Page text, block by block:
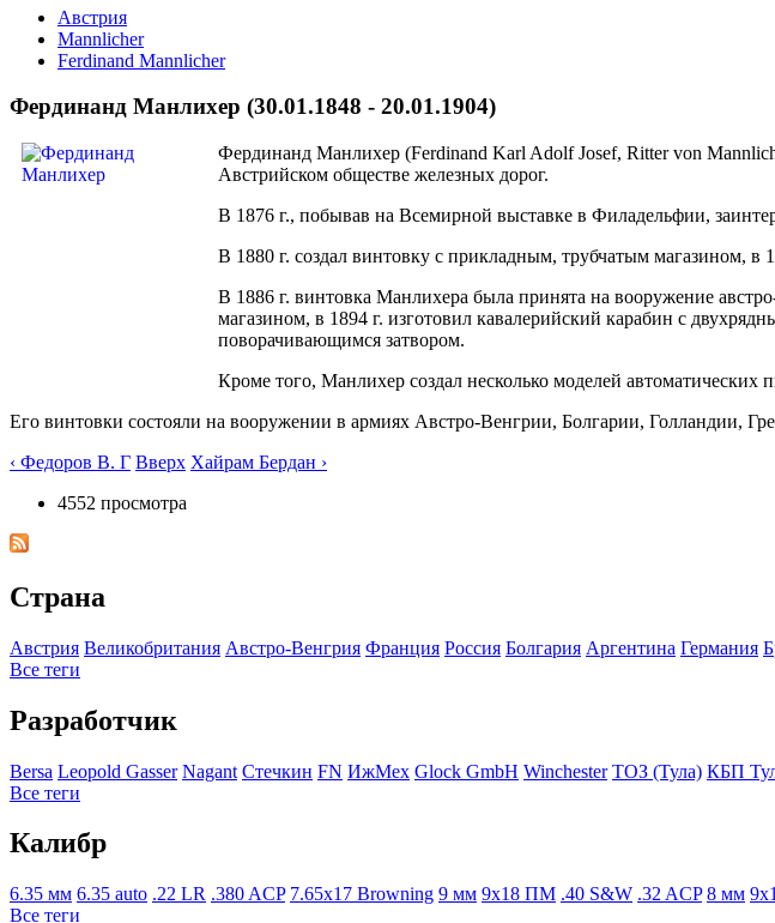
Австрия
Mannlicher
Ferdinand Mannlicher
Фердинанд Манлихер (30.01.1848 - 20.01.1904)
Фердинанд Манлихер (Ferdinand Karl Adolf Josef, Ritter von
Австрийском обществе железных дорог.
В 1876 г., побывав на Всемирной выставке в Филадельфии,
В 1880 г. создал винтовку с прикладным, трубчатым магазином,
В 1886 г. винтовка Манлихера была принята на вооружение
магазином, в 1894 г. изготовил кавалерийский карабин с
поворачивающимся затвором.
Кроме того, Манлихер создал несколько моделей автоматических
Его винтовки состояли на вооружении в армиях Австро-Венгрии, Болгарии,
‹ Федоров В. Г Вверх Хайрам Бердан ›
4552 просмотра
Страна
Австрия Великобритания Австро-Венгрия Франция Росcия Болгария Аргентина Германия
Все теги
Разработчик
Bersa Leopold Gasser Nagant Стечкин FN ИжМех Glock GmbH Winchester ТОЗ (Тула) КБП
Все теги
Калибр
6.35 мм 6.35 auto .22 LR .380 ACP 7.65x17 Browning 9 мм 9x18 ПМ .40 S&W .32 ACP 8 мм
Все теги